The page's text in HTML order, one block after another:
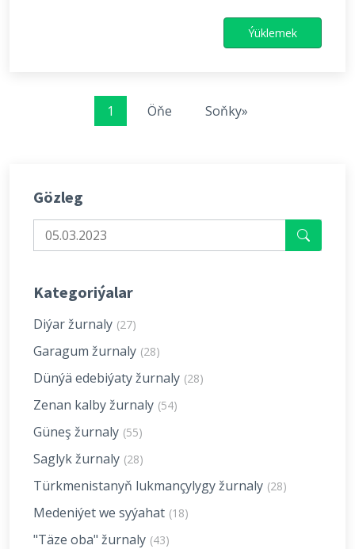
Ýüklemek
1 Öňe Soňky»
Gözleg
Kategoriýalar
Diýar žurnaly (27)
Garagum žurnaly (28)
Dünýä edebiýaty žurnaly (28)
Zenan kalby žurnaly (54)
Güneş žurnaly (55)
Saglyk žurnaly (28)
Türkmenistanyň lukmançylygy žurnaly (28)
Medeniýet we syýahat (18)
"Täze oba" žurnaly (43)